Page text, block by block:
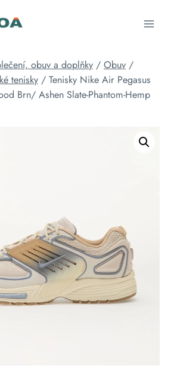
obuv a doplňky / Obuv /
tenisky / Tenisky Nike Air Pegasus
Brn/ Ashen Slate-Phantom-Hemp